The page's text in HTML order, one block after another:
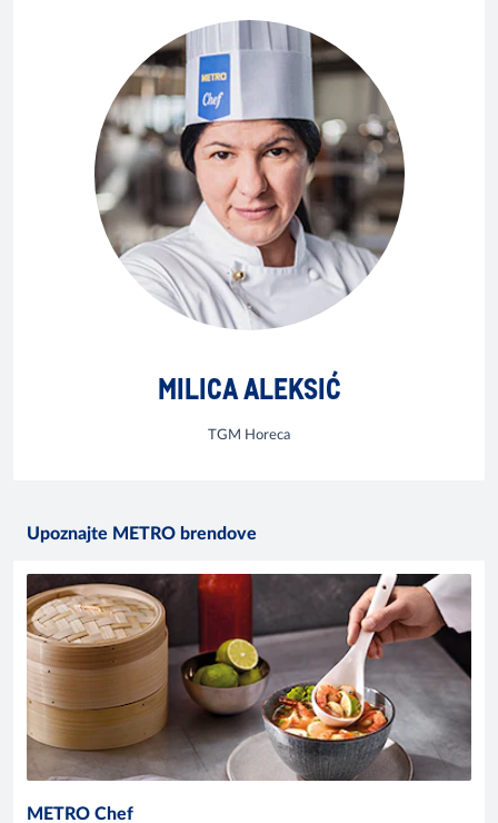
MILICA ALEKSIĆ
TGM Horeca
Upoznajte METRO brendove
METRO Chef